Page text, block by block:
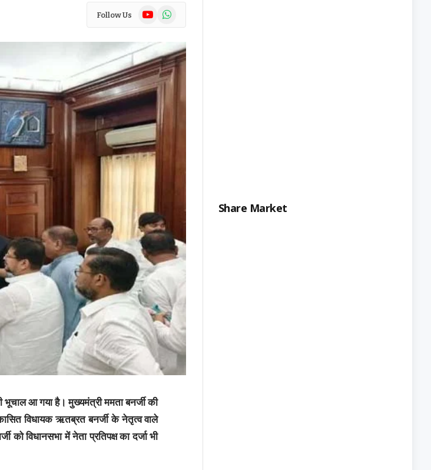
Follow Us YouTubeWhatsApp
भूचाल आ गया है। मुख्यमंत्री ममता बनर्जी की
विधायक ऋतब्रत बनर्जी के नेतृत्व वाले
को विधानसभा में नेता प्रतिपक्ष का दर्जा भी
Share Market